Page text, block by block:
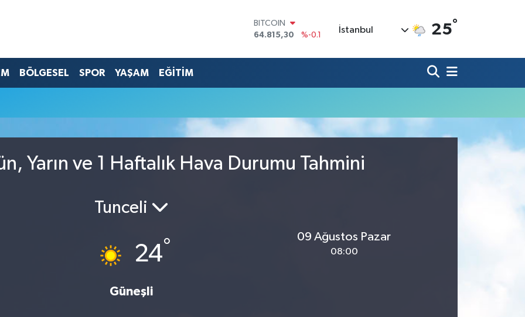
BITCOIN
64.815,30
%-0.1
47,7436
%0.18
GRAM ALTIN
BİST100
İstanbul 25°
BÖLGESEL SPOR YAŞAM EĞİTİM
Yarın ve 1 Haftalık Hava Durumu Tahmini
Tunceli
24°
Güneşli
09 Ağustos Pazar
08:00